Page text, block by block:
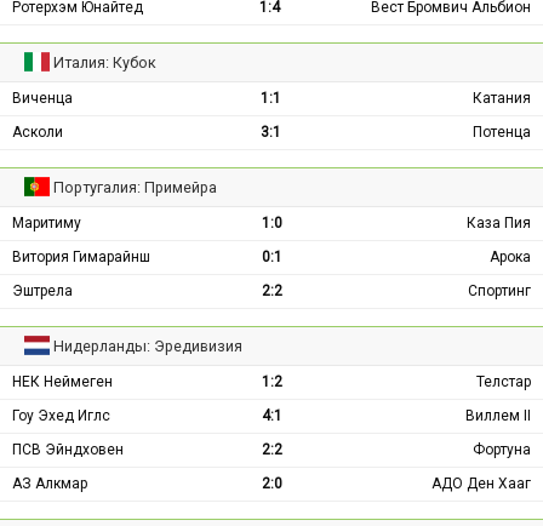
Ротерхэм Юнайтед
1:4 Вест Бромвич Альбион
Италия: Кубок
Виченца 1:1
Катания
Асколи
3:1 Потенца
Португалия: Примейра
Маритиму 1:0
Каза Пия
Витория Гимарайнш
0:1
Арока
Эштрела
2:2 Спортинг
Нидерланды: Эредивизия
НЕК Неймеген 1:2
Телстар
Гоу Эхед Иглс
4:1
Виллем II
ПСВ Эйндховен
2:2
Фортуна
АЗ Алкмар
2:0 АДО Ден Хааг